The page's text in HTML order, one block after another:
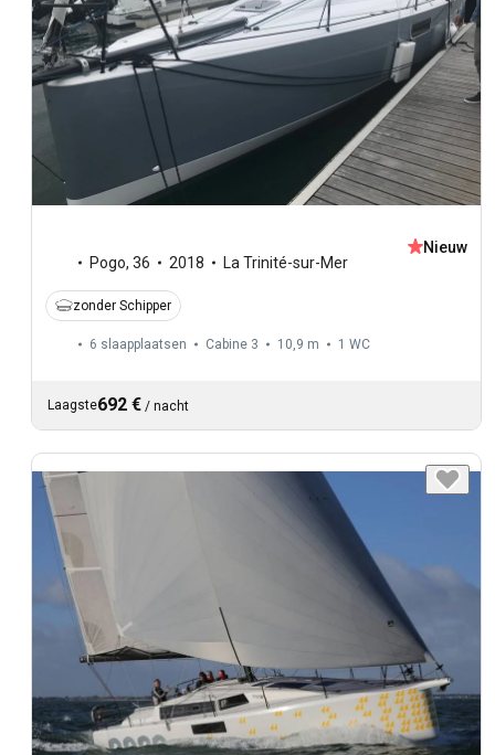
Pogo, 36 2018 La Trinité-sur-Mer
Nieuw
zonder Schipper
6 slaapplaatsen Cabine 3 10,9 m 1 WC
Laagste692 € / nacht